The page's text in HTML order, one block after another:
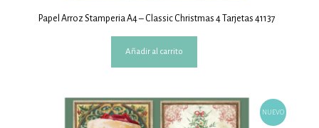
Papel Arroz Stamperia A4 – Classic Christmas 4 Tarjetas 41137
Añadir al carrito
NUEVO